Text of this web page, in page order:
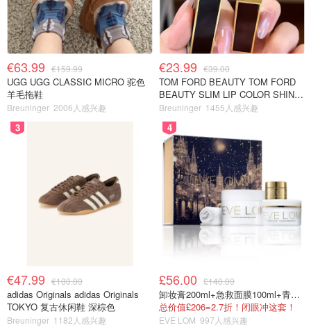
€63.99 €159.99
UGG UGG CLASSIC MICRO 驼色
羊毛拖鞋
Breuninger 2006人感兴趣
€23.99 €39.00
TOM FORD BEAUTY TOM FORD
BEAUTY SLIM LIP COLOR SHINE
口红 open back色
Breuninger 1455人感兴趣
3
€47.99 €100.00
adidas Originals adidas Originals
TOKYO 复古休闲鞋 深棕色
Breuninger 1182人感兴趣
4
£56.00 £140.00
卸妆膏200ml+急救面膜100ml+青春面霜15ml
总价值£206=2.7折！闭眼冲这套！
EVE LOM 997人感兴趣